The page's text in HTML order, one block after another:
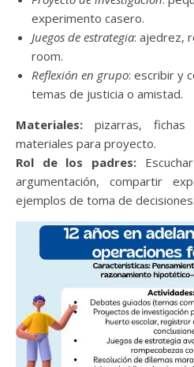
experimento casero.
Juegos de estrategia: ajedrez,
room.
Reflexión en grupo: escribir y
temas de justicia o amistad.
Materiales: pizarras, fichas
materiales para proyecto.
Rol de los padres:
argumentación, compartir
ejemplos de toma de decisiones.